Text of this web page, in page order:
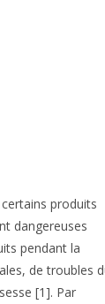
produits
dangereuses
pendant la
de troubles
[1]. Par